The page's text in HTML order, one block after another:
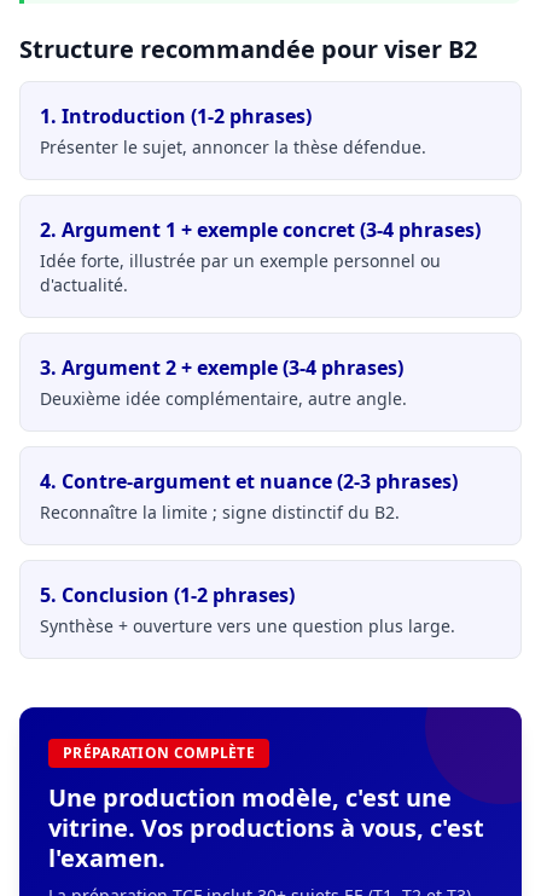
Structure recommandée pour viser B2
1. Introduction (1-2 phrases)
Présenter le sujet, annoncer la thèse défendue.
2. Argument 1 + exemple concret (3-4 phrases)
Idée forte, illustrée par un exemple personnel ou
d'actualité.
3. Argument 2 + exemple (3-4 phrases)
Deuxième idée complémentaire, autre angle.
4. Contre-argument et nuance (2-3 phrases)
Reconnaître la limite ; signe distinctif du B2.
5. Conclusion (1-2 phrases)
Synthèse + ouverture vers une question plus large.
PRÉPARATION COMPLÈTE
Une production modèle, c'est une
vitrine. Vos productions à vous, c'est
l'examen.